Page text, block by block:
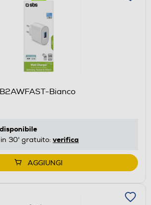
Bianco
disponibile
30' gratuito: verifica
AGGIUNGI